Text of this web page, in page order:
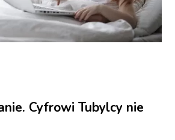
Cyfrowi Tubylcy nie